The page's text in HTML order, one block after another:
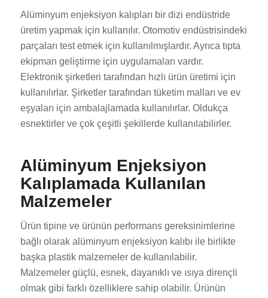
Alüminyum enjeksiyon kalıpları bir dizi endüstride
üretim yapmak için kullanılır. Otomotiv endüstrisindeki
parçaları test etmek için kullanılmışlardır. Ayrıca tıpta
ekipman geliştirme için uygulamaları vardır.
Elektronik şirketleri tarafından hızlı ürün üretimi için
kullanılırlar. Şirketler tarafından tüketim malları ve ev
eşyaları için ambalajlamada kullanılırlar. Oldukça
esnektirler ve çok çeşitli şekillerde kullanılabilirler.
Alüminyum Enjeksiyon
Kalıplamada Kullanılan
Malzemeler
Ürün tipine ve ürünün performans gereksinimlerine
bağlı olarak alüminyum enjeksiyon kalıbı ile birlikte
başka plastik malzemeler de kullanılabilir.
Malzemeler güçlü, esnek, dayanıklı ve ısıya dirençli
olmak gibi farklı özelliklere sahip olabilir. Ürünün